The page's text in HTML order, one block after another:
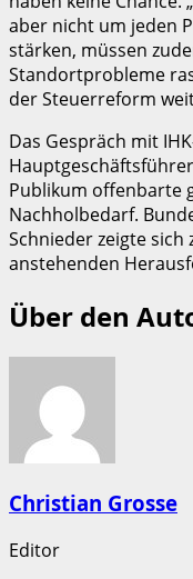
aber nicht um jeden
stärken, müssen
Standortprobleme
der Steuerreform
Das Gespräch mit
Publikum offenbarte
Nachholbedarf.
Schnieder zeigte
anstehenden
Über den
Christian Grosse
Editor